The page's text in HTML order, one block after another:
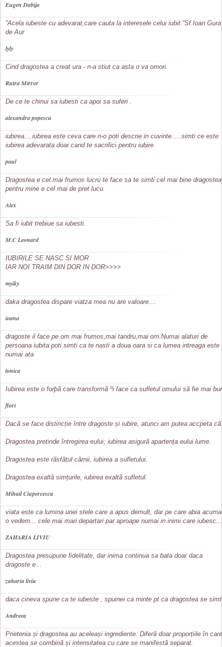
Eugen Dabija
''Acela iubeste cu adevarat,care cauta la interesele celui iubit.''Sf.Ioan Gura
de Aur
lyly
Cind dragostea a creat ura - n-a stiut ca asta o va omori.
Rutra Mirror
De ce te chinui sa iubesti ca apoi sa suferi .
alexandra popescu
iubirea....iubirea este ceva care n-o poti descrie in cuvinte.....simti ce este
iubirea adevarata doar cand te sacrifici pentru iubire
paul
Dragostea e cel mai frumos lucru te face sa te simti cel mai bine dragostea
pentru mine e cel mai de pret lucu.
Alex
Sa fi iubit trebiue sa iubesti.
M.C Leonard
IUBIRILE SE NASC SI MOR
IAR NOI TRAIM DIN DOR IN DOR>>>>
myiky
daka dragostea dispare viatza mea nu are valoare....
ioana
dragoste il face pe om mai frumos,mai tandru,mai om.Numai alaturi de
persoana iubita poti simti ca te nasti a doua oara si ca lumea intreaga este
numai ata
tonica
Iubirea este o forþã care transformã ºi face ca sufletul omului sã fie mai
flori
Dacã se face distincție între dragoste și iubire, atunci am putea accpeta
Dragostea pretinde întregirea eului; iubirea asigurã apartența eului lume.
Dragostea este rãsfãțul cãrnii, iubirea a sufletului.
Dragostea exaltã simțurile, iubirea exaltã sufletul.
Mihail Ciupercescu
viata este ca lumina unei stele care a apus demult, dar pe care abia acuma
o vedem... cele mai mari departari par aproape numai in inimi care iubesc...
ZAHARIA LIVIU
Dragostea presupune fidelitate, dar inima continua sa bata doar daca
dragoste e...
zaharia liviu
daca cineva spune ca te iubeste , spuinei ca minte pt ca dragostea se
Andreea
Prietenia și dragostea au aceleași ingrediente. Diferã doar proporțiile în care
acestea se combinã și intensitatea cu care se manifestã separat.